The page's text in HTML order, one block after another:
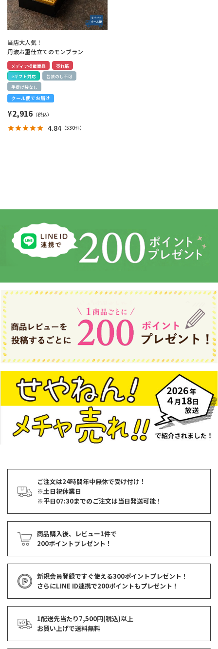
当店大人気！
丹波お重仕立てのモンブラン
メディア掲載商品
売れ筋
eギフト対応
包装のし不可
手提げ袋なし
クール便でお届け
¥2,916
4.84 （530件）
ご注文は24時間年中無休で受け付け！
※土日祝休業日
※平日07:30までのご注文は当日発送可能！
商品購入後、レビュー1件で
200ポイントプレゼント！
新規会員登録ですぐ使える300ポイントプレゼント！
さらにLINE ID連携で200ポイントもプレゼント！
1配送先当たり7,500円(税込)以上
お買い上げで送料無料